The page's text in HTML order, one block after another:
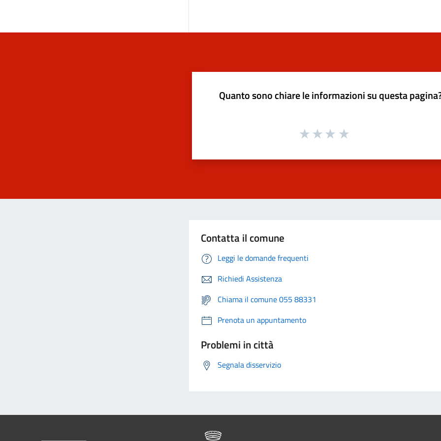
Quanto sono chiare le informazioni su questa
Contatta il comune
Leggi le domande frequenti
Richiedi Assistenza
Chiama il comune 055 88331
Prenota un appuntamento
Problemi in città
Segnala disservizio